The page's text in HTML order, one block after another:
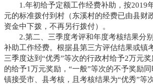
1.年初给予定额工作经费补助，按2019
元的标准拨付到村（东溪村的经费已由县财
资金中下拨，不再另行拨付）。
2.第二、三季度考评和年度考核结果分
补助工作经费。根据县第三方评估结果或镇
三季度达到“优秀”等次的行政村给予2万元
的给予1万元奖励，“一般”等次的不予奖励
镇接受市、县考核，且考核结果为“优秀”等